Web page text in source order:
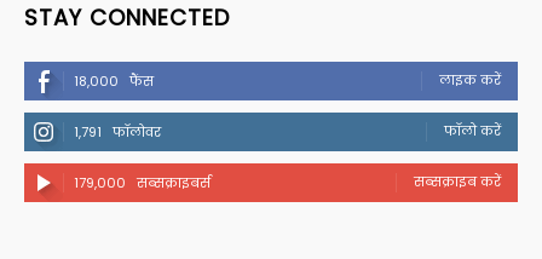
STAY CONNECTED
18,000 फैंस लाइक करें
1,791 फॉलोवर फॉलो करें
179,000 सब्सक्राइबर्स सब्सक्राइब करें